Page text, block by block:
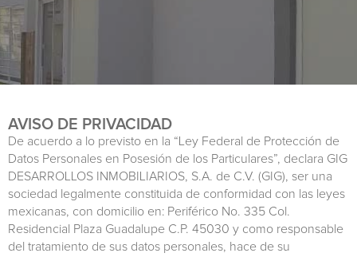
AVISO DE PRIVACIDAD
De acuerdo a lo previsto en la “Ley Federal de Protección de
Datos Personales en Posesión de los Particulares”, declara GIG
DESARROLLOS INMOBILIARIOS, S.A. de C.V. (GIG), ser una
sociedad legalmente constituida de conformidad con las leyes
mexicanas, con domicilio en: Periférico No. 335 Col.
Residencial Plaza Guadalupe C.P. 45030 y como responsable
del tratamiento de sus datos personales, hace de su